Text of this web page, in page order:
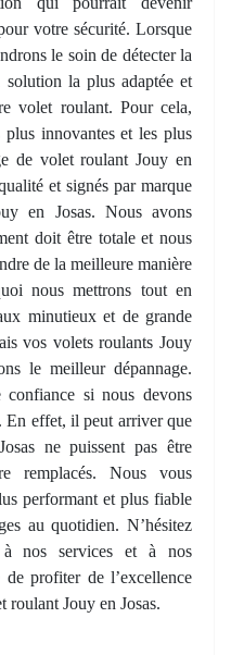
votre sécurité. Lorsque
le soin de détecter la
la plus adaptée et
volet roulant. Pour cela,
innovantes et les plus
de volet roulant Jouy en
et signés par marque
en Josas. Nous avons
doit être totale et nous
de la meilleure manière
nous mettrons tout en
minutieux et de grande
vos volets roulants Jouy
le meilleur dépannage.
si nous devons
En effet, il peut arriver que
ne puissent pas être
remplacés. Nous vous
performant et plus fiable
au quotidien. N’hésitez
nos services et à nos
de profiter de l’excellence
roulant Jouy en Josas.